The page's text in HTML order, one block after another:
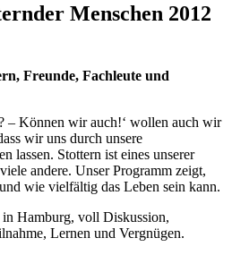
Menschen 2012
Freunde, Fachleute und
– Können wir auch!‘ wollen auch wir
wir uns durch unsere
lassen. Stottern ist eines unserer
andere. Unser Programm zeigt,
wie vielfältig das Leben sein kann.
Hamburg, voll Diskussion,
Lernen und Vergnügen.